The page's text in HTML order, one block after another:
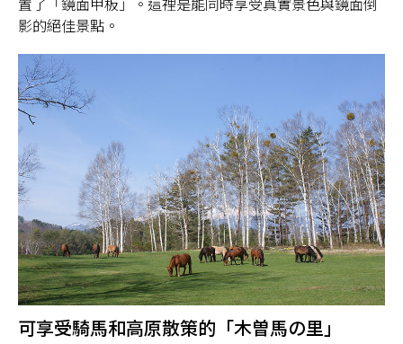
影的絕佳景點。
可享受騎馬和高原散策的「木曽馬の里」